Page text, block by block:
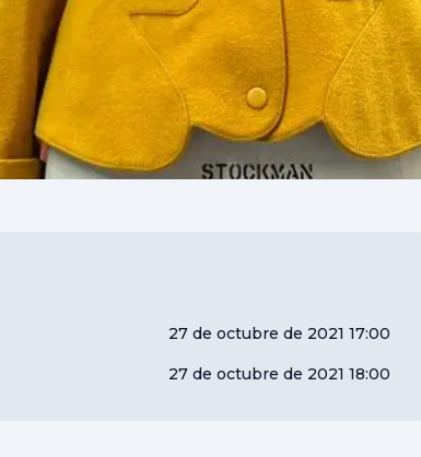
27 de octubre de 2021 17:00
27 de octubre de 2021 18:00